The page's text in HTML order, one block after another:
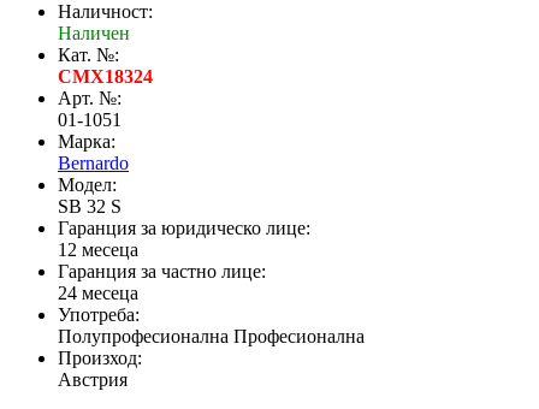
Наличност:
Наличен
Кат. №:
CMX18324
Арт. №:
01-1051
Марка:
Bernardo
Модел:
SB 32 S
Гаранция за юридическо лице:
12 месеца
Гаранция за частно лице:
24 месеца
Употреба:
Полупрофесионална Професионална
Произход:
Австрия